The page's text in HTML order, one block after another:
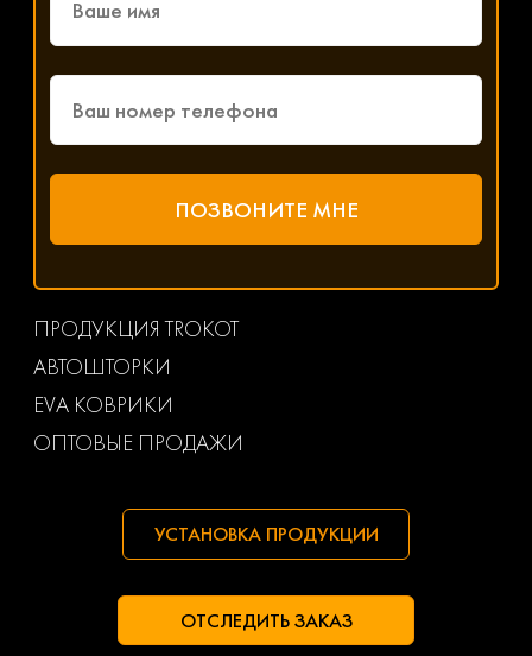
ПРОДУКЦИЯ TROKOT
АВТОШТОРКИ
EVA КОВРИКИ
ОПТОВЫЕ ПРОДАЖИ
УСТАНОВКА ПРОДУКЦИИ
ОТСЛЕДИТЬ ЗАКАЗ